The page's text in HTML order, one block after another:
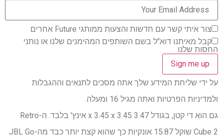
צור איתי קשר עם חדשות והצעות ממותגי Future אחרים
קבל מאיתנו דוא"ל בשם השותפים המהימנים שלנו או נותני
החסות שלנו
על ידי שליחת המידע שלך אתה מסכים לתנאים וההגבלות
ולמדיניות הפרטיות ואתה מגיל 16 ומעלה.
גם הוא די קטן, בגודל 3.47 x 3.45 x 3.45 אינץ' בלבד. ה-Retro
Cube 2 שוקל 15.87 אונקיות כך שהוא קצת יותר כבד מה-JBL Go